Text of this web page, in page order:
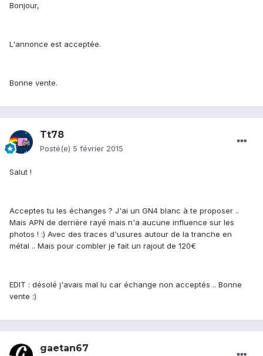
Bonjour,
L'annonce est acceptée.
Bonne vente.
Tt78
Posté(e) 5 février 2015
Salut !
Acceptes tu les échanges ? J'ai un GN4 blanc à te proposer ..
Mais APN de derrière rayé mais n'a aucune influence sur les
photos ! :) Avec des traces d'usures autour de la tranche en
métal .. Mais pour combler je fait un rajout de 120€
EDIT : désolé j'avais mal lu car échange non acceptés .. Bonne
vente :)
gaetan67